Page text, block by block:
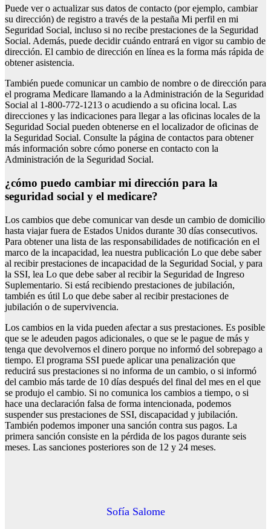
Puede ver o actualizar sus datos de contacto (por ejemplo, cambiar
su dirección) de registro a través de la pestaña Mi perfil en mi
Seguridad Social, incluso si no recibe prestaciones de la Seguridad
Social. Además, puede decidir cuándo entrará en vigor su cambio de
dirección. El cambio de dirección en línea es la forma más rápida de
obtener asistencia.
También puede comunicar un cambio de nombre o de dirección para
el programa Medicare llamando a la Administración de la Seguridad
Social al 1-800-772-1213 o acudiendo a su oficina local. Las
direcciones y las indicaciones para llegar a las oficinas locales de la
Seguridad Social pueden obtenerse en el localizador de oficinas de
la Seguridad Social. Consulte la página de contactos para obtener
más información sobre cómo ponerse en contacto con la
Administración de la Seguridad Social.
¿cómo puedo cambiar mi dirección para la
seguridad social y el medicare?
Los cambios que debe comunicar van desde un cambio de domicilio
hasta viajar fuera de Estados Unidos durante 30 días consecutivos.
Para obtener una lista de las responsabilidades de notificación en el
marco de la incapacidad, lea nuestra publicación Lo que debe saber
al recibir prestaciones de incapacidad de la Seguridad Social, y para
la SSI, lea Lo que debe saber al recibir la Seguridad de Ingreso
Suplementario. Si está recibiendo prestaciones de jubilación,
también es útil Lo que debe saber al recibir prestaciones de
jubilación o de supervivencia.
Los cambios en la vida pueden afectar a sus prestaciones. Es posible
que se le adeuden pagos adicionales, o que se le pague de más y
tenga que devolvernos el dinero porque no informó del sobrepago a
tiempo. El programa SSI puede aplicar una penalización que
reducirá sus prestaciones si no informa de un cambio, o si informó
del cambio más tarde de 10 días después del final del mes en el que
se produjo el cambio. Si no comunica los cambios a tiempo, o si
hace una declaración falsa de forma intencionada, podemos
suspender sus prestaciones de SSI, discapacidad y jubilación.
También podemos imponer una sanción contra sus pagos. La
primera sanción consiste en la pérdida de los pagos durante seis
meses. Las sanciones posteriores son de 12 y 24 meses.
Sofía Salome